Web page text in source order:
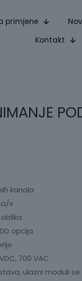
primjene
Kontakt
kanala
s
opcija
700 VAC
ulazni moduli